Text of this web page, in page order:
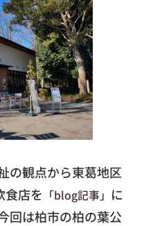
の観点から東葛地区
食店を 「blog記事」 に
回は柏市の柏の葉公